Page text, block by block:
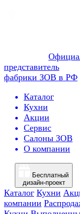
представитель
фабрики ЗОВ в РФ
Каталог
Кухни
Акции
Сервис
Салоны ЗОВ
О компании
Бесплатный
дизайн-проект
Каталог Кухни
компании